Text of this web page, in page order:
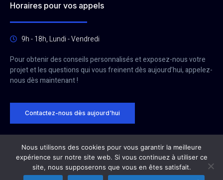
Horaires pour vos appels
9h - 18h, Lundi - Vendredi
Pour obtenir des conseils personnalisés et exposez-nous votre
projet et les questions qui vous freinent dès aujourd’hui, appelez-
nous dès maintenant !
Contactez-nous dès aujourd'hui
Site réalisé parCreerSiteSansAbonnement.fr&Diginex.fr
CG Panel © 2025. Tous droits réservés
Nous utilisons des cookies pour vous garantir la meilleure
expérience sur notre site web. Si vous continuez à utiliser ce
site, nous supposerons que vous en êtes satisfait.